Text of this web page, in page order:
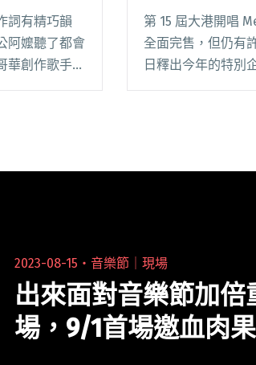
詞有精巧韻
阿嬤聽了都會
華創作歌手廖
花與10組加
第 15 屆大港開唱
全面完售，但仍有
日釋出今年的特別
苗可麗 重現影
2023-08-15・音樂節｜現場
出來面對音樂節加
場，9/1首場邀血肉